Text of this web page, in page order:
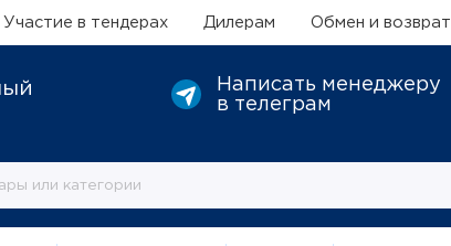
Участие в тендерах Дилерам Обмен и возврат
Написать менеджеру
в телеграм